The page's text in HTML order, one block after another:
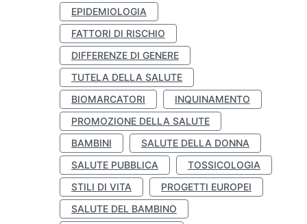
EPIDEMIOLOGIA
FATTORI DI RISCHIO
DIFFERENZE DI GENERE
TUTELA DELLA SALUTE
BIOMARCATORI
INQUINAMENTO
PROMOZIONE DELLA SALUTE
BAMBINI
SALUTE DELLA DONNA
SALUTE PUBBLICA
TOSSICOLOGIA
STILI DI VITA
PROGETTI EUROPEI
SALUTE DEL BAMBINO